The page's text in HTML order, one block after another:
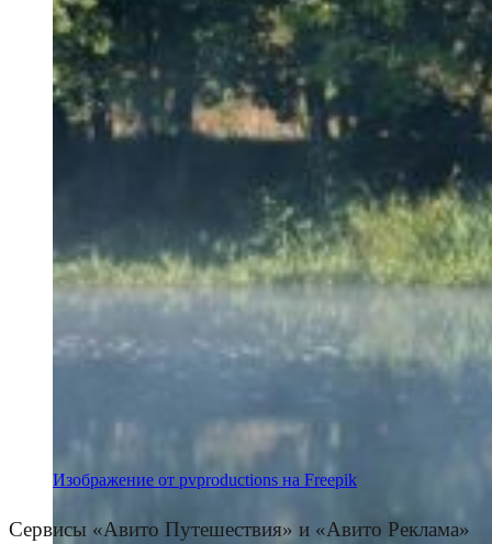
Изображение от pvproductions на Freepik
Сервисы «Авито Путешествия» и «Авито Реклама»